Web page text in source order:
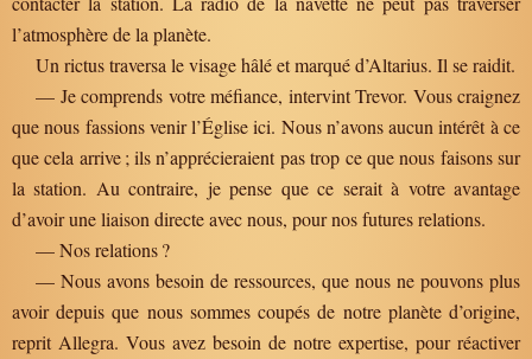
l’atmosphère de la planète.
Un rictus traversa le visage hâlé et marqué d’Altarius. Il se raidit.
— Je comprends votre méfiance, intervint Trevor. Vous craignez
que nous fassions venir l’Église ici. Nous n’avons aucun intérêt à ce
que cela arrive ; ils n’apprécieraient pas trop ce que nous faisons sur
la station. Au contraire, je pense que ce serait à votre avantage
d’avoir une liaison directe avec nous, pour nos futures relations.
— Nos relations ?
— Nous avons besoin de ressources, que nous ne pouvons plus
avoir depuis que nous sommes coupés de notre planète d’origine,
reprit Allegra. Vous avez besoin de notre expertise, pour réactiver